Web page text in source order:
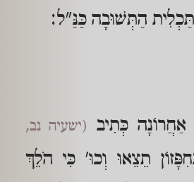
תַּכְלִית הַתְּשׁוּבָה כַּנַּ"ל:
כְּתִיב (ישעיה נב,
תֵצֵאוּ וְכוּ' כִּי הֹלֵךְ